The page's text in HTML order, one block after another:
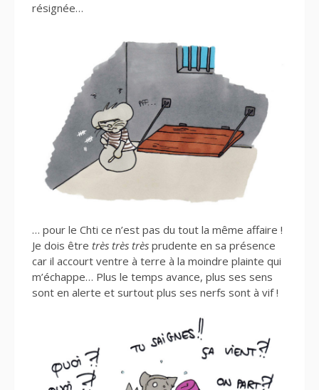
résignée…
… pour le Chti ce n’est pas du tout la même affaire !
Je dois être très très très prudente en sa présence
car il accourt ventre à terre à la moindre plainte qui
m’échappe… Plus le temps avance, plus ses sens
sont en alerte et surtout plus ses nerfs sont à vif !